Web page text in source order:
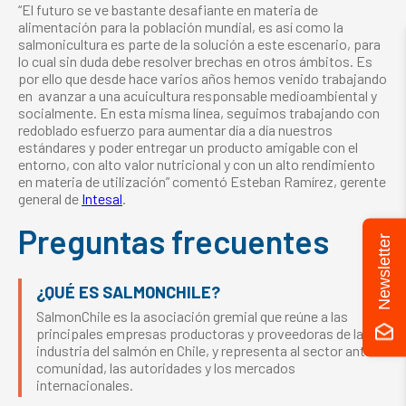
“El futuro se ve bastante desafiante en materia de
alimentación para la población mundial, es así como la
salmonicultura es parte de la solución a este escenario, para
lo cual sin duda debe resolver brechas en otros ámbitos. Es
por ello que desde hace varios años hemos venido trabajando
en avanzar a una acuicultura responsable medioambiental y
socialmente. En esta misma línea, seguimos trabajando con
redoblado esfuerzo para aumentar día a día nuestros
estándares y poder entregar un producto amigable con el
entorno, con alto valor nutricional y con un alto rendimiento
en materia de utilización” comentó Esteban Ramírez, gerente
general de Intesal.
Preguntas frecuentes
¿QUÉ ES SALMONCHILE?
SalmonChile es la asociación gremial que reúne a las
principales empresas productoras y proveedoras de la
industria del salmón en Chile, y representa al sector ante la
comunidad, las autoridades y los mercados
internacionales.
Newsletter